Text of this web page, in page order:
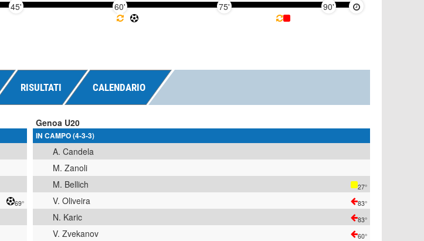
45' 60' 75' 90'
RISULTATI CALENDARIO
69°
Genoa U20
IN CAMPO (4-3-3)
A. Candela
M. Zanoli
M. Bellich
27°
V. Oliveira 83°
N. Karic 83°
V. Zvekanov 60°